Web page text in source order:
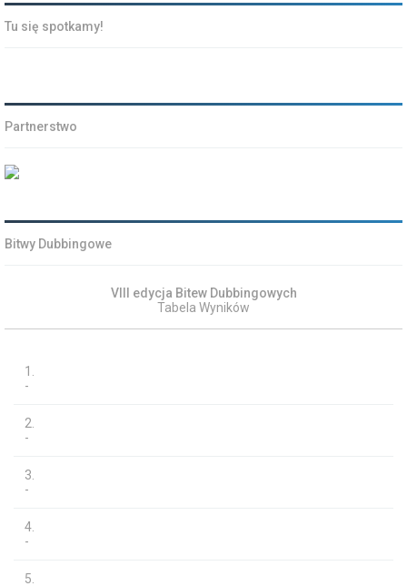
Tu się spotkamy!
Partnerstwo
Bitwy Dubbingowe
VIII edycja Bitew Dubbingowych
Tabela Wyników
1.
-
2.
-
3.
-
4.
-
5.